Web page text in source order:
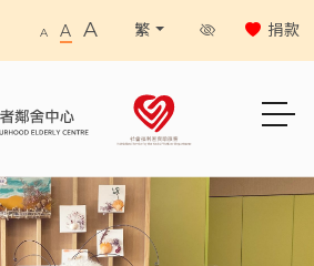
A A A 繁 捐款